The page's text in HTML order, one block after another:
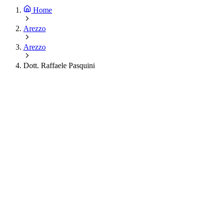
Home
Arezzo
Arezzo
Dott. Raffaele Pasquini